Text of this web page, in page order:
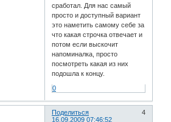
сработал. Для нас самый
просто и доступный вариант
это наметить самому себе за
что какая строчка отвечает и
потом если выскочит
напоминалка, просто
посмотреть какая из них
подошла к концу.
0
Поделиться
4
16.09.2009 07:46:52